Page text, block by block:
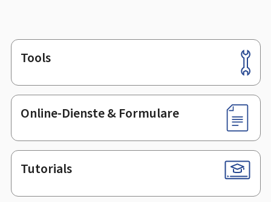
Footer
Tools
Online-Dienste & Formulare
Tutorials